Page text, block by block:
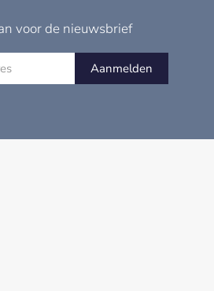
voor de nieuwsbrief
Aanmelden